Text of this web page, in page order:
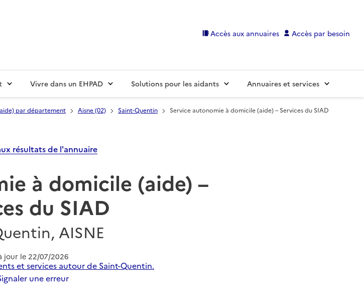
Accès aux annuaires Accès par besoin
Vivre dans un EHPAD Solutions pour les aidants Annuaires et services
par département Aisne (02) Saint-Quentin Service autonomie à domicile (aide) – Services du SIAD
résultats de l'annuaire
à domicile (aide) –
du SIAD
AISNE
jour le 22/07/2026
et services autour de Saint-Quentin.
une erreur